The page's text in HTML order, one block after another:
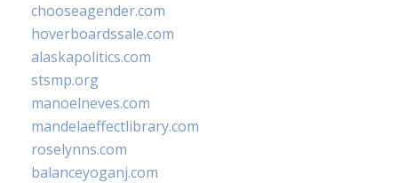
chooseagender.com
hoverboardssale.com
alaskapolitics.com
stsmp.org
manoelneves.com
mandelaeffectlibrary.com
roselynns.com
balanceyoganj.com